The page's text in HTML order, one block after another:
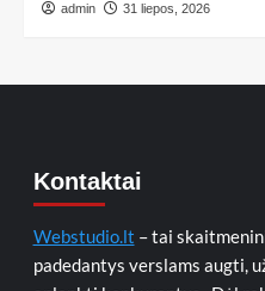
admin 31 liepos, 2026
Kontaktai
Webstudio.lt – tai
padedantys verslams augti,